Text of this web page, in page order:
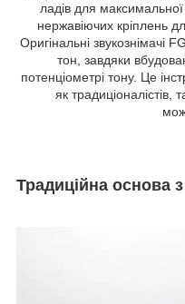
ладів для
нержавіючих кріплень
Оригінальні звукознімачі
тон, завдяки
потенціометрі тону. Це
як традиціоналістів,
Традиційна основа